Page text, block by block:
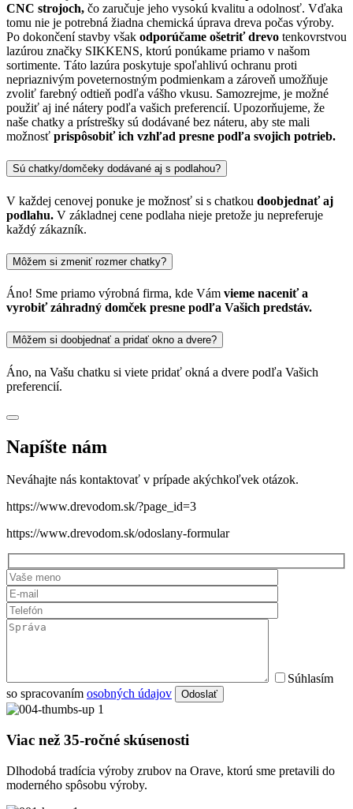
CNC strojoch, čo zaručuje jeho vysokú kvalitu a odolnosť. Vďaka
tomu nie je potrebná žiadna chemická úprava dreva počas výroby.
Po dokončení stavby však odporúčame ošetriť drevo tenkovrstvou
lazúrou značky SIKKENS, ktorú ponúkame priamo v našom
sortimente. Táto lazúra poskytuje spoľahlivú ochranu proti
nepriaznivým poveternostným podmienkam a zároveň umožňuje
zvoliť farebný odtieň podľa vášho vkusu. Samozrejme, je možné
použiť aj iné nátery podľa vašich preferencií. Upozorňujeme, že
naše chatky a prístrešky sú dodávané bez náteru, aby ste mali
možnosť prispôsobiť ich vzhľad presne podľa svojich potrieb.
Sú chatky/domčeky dodávané aj s podlahou?
V každej cenovej ponuke je možnosť si s chatkou doobjednať aj
podlahu. V základnej cene podlaha nieje pretože ju nepreferuje
každý zákazník.
Môžem si zmeniť rozmer chatky?
Áno! Sme priamo výrobná firma, kde Vám vieme naceniť a
vyrobiť záhradný domček presne podľa Vašich predstáv.
Môžem si doobjednať a pridať okno a dvere?
Áno, na Vašu chatku si viete pridať okná a dvere podľa Vašich
preferencií.
Napíšte nám
Neváhajte nás kontaktovať v prípade akýchkoľvek otázok.
https://www.drevodom.sk/?page_id=3
https://www.drevodom.sk/odoslany-formular
Súhlasím
so spracovaním osobných údajov Odoslať
Viac než 35-ročné skúsenosti
Dlhodobá tradícia výroby zrubov na Orave, ktorú sme pretavili do
moderného spôsobu výroby.